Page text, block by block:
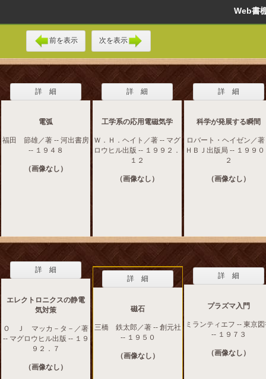
Web
前を表示 次を表示
詳 細
電弧
福田 節雄／著 -- 河出書房
-- １９４８
（画像なし）
詳 細
工学系の応用電磁気学
Ｗ．Ｈ．ヘイト／著 -- マグ
ロウヒル出版 -- １９９２．
１２
（画像なし）
詳 細
科学が発展する瞬間
ロバート・ヘイゼン／著
ＨＢＪ出版局 -- １９９
２
（画像なし）
詳 細
エレクトロニクスの静電
気対策
Ｏ Ｊ マッカ－タ－／著
-- マグロウヒル出版 -- １９
９２．７
（画像なし）
詳 細
磁石
三橋 鉄太郎／著 -- 創元社
-- １９５０
（画像なし）
詳 細
プラズマ入門
ミランティエフ -- 東京
-- １９７３
（画像なし）